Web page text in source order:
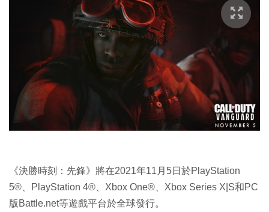
《決勝時刻：先鋒》將在2021年11月5日於PlayStation
5®、PlayStation 4®、Xbox One®、Xbox Series X|S和PC
版Battle.net等遊戲平台於全球發行。